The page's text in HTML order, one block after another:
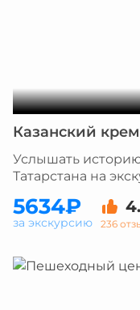
Казанский
Услышать
Татарстана на
5634₽
236
за экскурсию